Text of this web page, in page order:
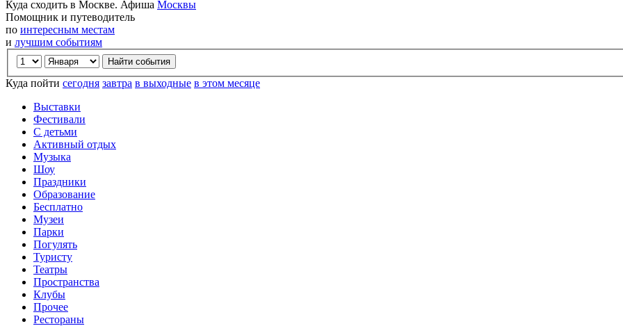
Куда сходить в Москве. Афиша Москвы
Помощник и путеводитель
по интересным местам
и лучшим событиям
Куда пойти сегодня завтра в выходные в этом месяце
Выставки
Фестивали
С детьми
Активный отдых
Музыка
Шоу
Праздники
Образование
Бесплатно
Музеи
Парки
Погулять
Туристу
Театры
Пространства
Клубы
Прочее
Рестораны